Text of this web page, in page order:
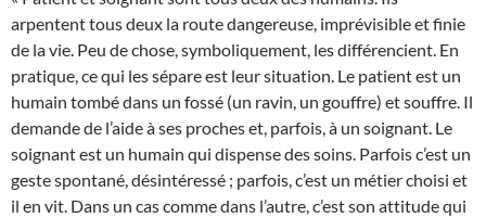
arpentent tous deux la route dangereuse, imprévisible et finie
de la vie. Peu de chose, symboliquement, les différencient. En
pratique, ce qui les sépare est leur situation. Le patient est un
humain tombé dans un fossé (un ravin, un gouffre) et souffre. Il
demande de l’aide à ses proches et, parfois, à un soignant. Le
soignant est un humain qui dispense des soins. Parfois c’est un
geste spontané, désintéressé ; parfois, c’est un métier choisi et
il en vit. Dans un cas comme dans l’autre, c’est son attitude qui